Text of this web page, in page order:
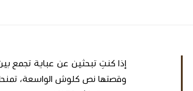
إذا كنتِ تبحثين عن عباية تجمع
وقصتها نص كلوش الواسعة، تمنحك